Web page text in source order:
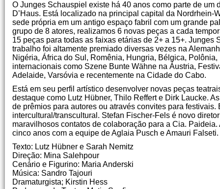
O Junges Schauspiel existe há 40 anos como parte de
D’Haus. Está localizado na principal capital da
sede própria em um antigo espaço fabril com um grande
grupo de 8 atores, realizamos 6 novas peças a cada
15 peças para todas as faixas etárias de 2+ a 15+.
trabalho foi altamente premiado diversas vezes na
Nigéria, África do Sul, Romênia, Hungria, Bélgica,
internacionais como Szene Bunte Wähne na Áustria,
Adelaide, Varsóvia e recentemente na Cidade do Cabo.
Está em seu perfil artístico desenvolver novas peças
destaque como Lutz Hübner, Thilo Reffert e Dirk Laucke.
de prêmios para autores ou através convites para
intercultural/transcultural. Stefan Fischer-Fels é novo
maravilhosos contatos de colaboração para a Cia.
cinco anos com a equipe de Aglaia Pusch e Amauri Falseti.
Texto: Lutz Hübner e Sarah Nemitz
Direção: Mina Salehpour
Cenário e Figurino: Maria Anderski
Música: Sandro Tajouri
Dramaturgista; Kirstin Hess